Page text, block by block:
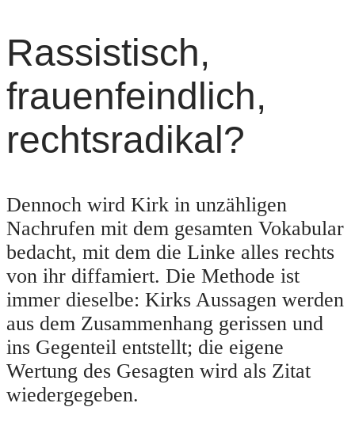
Rassistisch,
frauenfeindlich,
rechtsradikal?
Dennoch wird Kirk in unzähligen
Nachrufen mit dem gesamten Vokabular
bedacht, mit dem die Linke alles rechts
von ihr diffamiert. Die Methode ist
immer dieselbe: Kirks Aussagen werden
aus dem Zusammenhang gerissen und
ins Gegenteil entstellt; die eigene
Wertung des Gesagten wird als Zitat
wiedergegeben.